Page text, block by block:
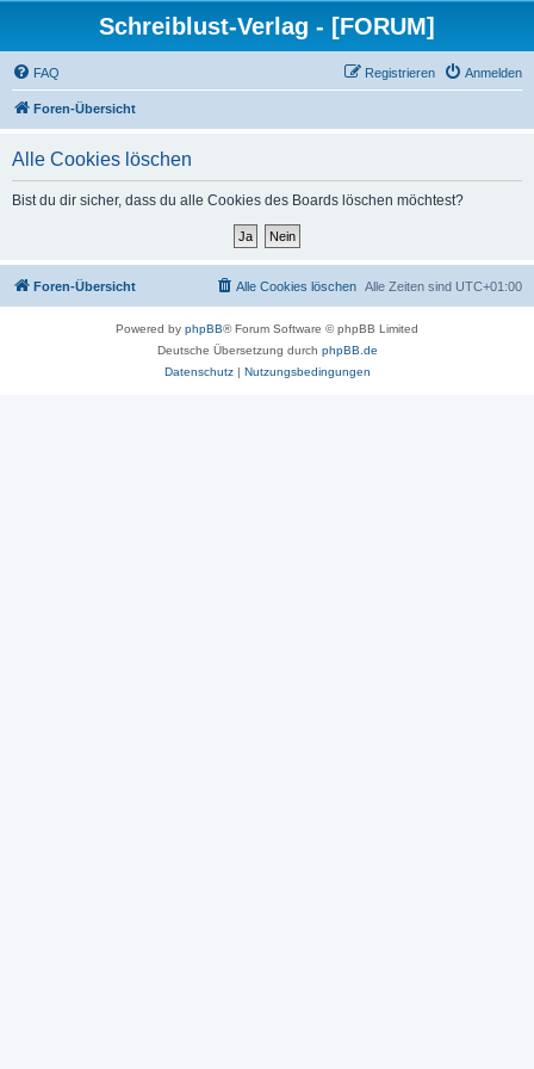
Schreiblust-Verlag - [FORUM]
FAQ Anmelden
Registrieren
Foren-Übersicht
Alle Cookies löschen
Bist du dir sicher, dass du alle Cookies des Boards löschen möchtest?
Foren-Übersicht Alle Zeiten sind UTC+01:00
Alle Cookies löschen
Powered by phpBB® Forum Software © phpBB Limited
Deutsche Übersetzung durch phpBB.de
Datenschutz| Nutzungsbedingungen